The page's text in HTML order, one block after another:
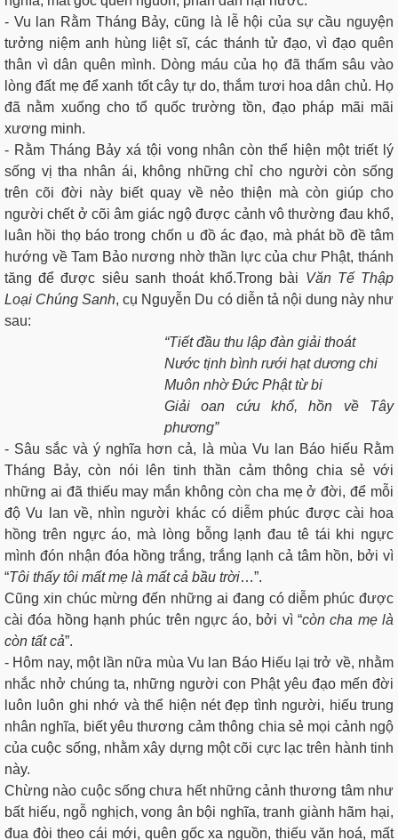
- Vu lan Rằm Tháng Bảy, cũng là lễ hội của sự cầu nguyện
tưởng niệm anh hùng liệt sĩ, các thánh tử đạo, vì đạo quên
thân vì dân quên mình. Dòng máu của họ đã thấm sâu vào
lòng đất mẹ để xanh tốt cây tự do, thắm tươi hoa dân chủ. Họ
đã nằm xuống cho tổ quốc trường tồn, đạo pháp mãi mãi
xương minh.
- Rằm Tháng Bảy xá tội vong nhân còn thể hiện một triết lý
sống vị tha nhân ái, không những chỉ cho người còn sống
trên cõi đời này biết quay về nẻo thiện mà còn giúp cho
người chết ở cõi âm giác ngộ được cảnh vô thường đau khổ,
luân hồi thọ báo trong chốn u đồ ác đạo, mà phát bồ đề tâm
hướng về Tam Bảo nương nhờ thần lực của chư Phật, thánh
tăng để được siêu sanh thoát khổ.Trong bài Văn Tế Thập
Loại Chúng Sanh, cụ Nguyễn Du có diễn tả nội dung này như
sau:
“Tiết đầu thu lập đàn giải thoát
Nước tịnh bình rưới hạt dương chi
Muôn nhờ Đức Phật từ bi
Giải oan cứu khổ, hồn về Tây
phương”
- Sâu sắc và ý nghĩa hơn cả, là mùa Vu lan Báo hiếu Rằm
Tháng Bảy, còn nói lên tinh thần cảm thông chia sẻ với
những ai đã thiếu may mắn không còn cha mẹ ở đời, để mỗi
độ Vu lan về, nhìn người khác có diễm phúc được cài hoa
hồng trên ngực áo, mà lòng bỗng lạnh đau tê tái khi ngực
mình đón nhận đóa hồng trắng, trắng lạnh cả tâm hồn, bởi vì
“Tôi thấy tôi mất mẹ là mất cả bầu trời…”.
Cũng xin chúc mừng đến những ai đang có diễm phúc được
cài đóa hồng hạnh phúc trên ngực áo, bởi vì “còn cha mẹ là
còn tất cả”.
- Hôm nay, một lần nữa mùa Vu lan Báo Hiếu lại trở về, nhằm
nhắc nhở chúng ta, những người con Phật yêu đạo mến đời
luôn luôn ghi nhớ và thể hiện nét đẹp tình người, hiếu trung
nhân nghĩa, biết yêu thương cảm thông chia sẻ mọi cảnh ngộ
của cuộc sống, nhằm xây dựng một cõi cực lạc trên hành tinh
này.
Chừng nào cuộc sống chưa hết những cảnh thương tâm như
bất hiếu, ngỗ nghịch, vong ân bội nghĩa, tranh giành hãm hại,
đua đòi theo cái mới, quên gốc xa nguồn, thiếu văn hoá, mất